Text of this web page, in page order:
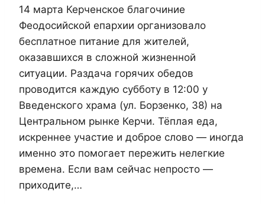
14 марта Керченское благочиние
Феодосийской епархии организовало
бесплатное питание для жителей,
оказавшихся в сложной жизненной
ситуации. Раздача горячих обедов
проводится каждую субботу в 12:00 у
Введенского храма (ул. Борзенко, 38) на
Центральном рынке Керчи. Тёплая еда,
искреннее участие и доброе слово — иногда
именно это помогает пережить нелегкие
времена. Если вам сейчас непросто —
приходите,…